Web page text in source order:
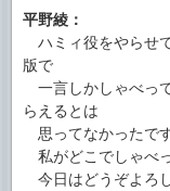
平野綾：
ハミィ役をやらせ
版で
一言しかしゃべっ
らえるとは
思ってなかったで
私がどこでしゃべ
今日はどうぞよろ